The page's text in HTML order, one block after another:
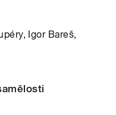
Igor Bareš,